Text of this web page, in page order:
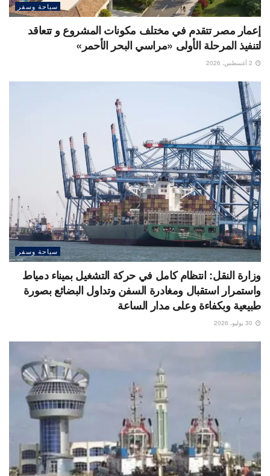
سياحة وسفر
إعمار مصر تتقدم في مختلف مكونات المشروع و تتعاقد
لتنفيذ المرحلة الأولى «مراسي البحر الأحمر»
سياحة وسفر
وزارة النقل: انتظام كامل في حركة التشغيل بميناء دمياط
واستمرار استقبال ومغادرة السفن وتداول البضائع بصورة
طبيعية وبكفاءة وعلى مدار الساعة